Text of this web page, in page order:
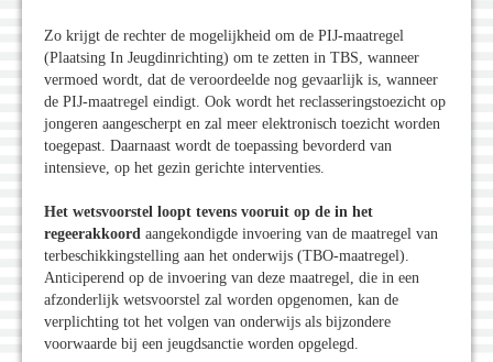
Zo krijgt de rechter de mogelijkheid om de PIJ-maatregel
(Plaatsing In Jeugdinrichting) om te zetten in TBS, wanneer
vermoed wordt, dat de veroordeelde nog gevaarlijk is, wanneer
de PIJ-maatregel eindigt. Ook wordt het reclasseringstoezicht op
jongeren aangescherpt en zal meer elektronisch toezicht worden
toegepast. Daarnaast wordt de toepassing bevorderd van
intensieve, op het gezin gerichte interventies.
Het wetsvoorstel loopt tevens vooruit op de in het
regeerakkoord aangekondigde invoering van de maatregel van
terbeschikkingstelling aan het onderwijs (TBO-maatregel).
Anticiperend op de invoering van deze maatregel, die in een
afzonderlijk wetsvoorstel zal worden opgenomen, kan de
verplichting tot het volgen van onderwijs als bijzondere
voorwaarde bij een jeugdsanctie worden opgelegd.